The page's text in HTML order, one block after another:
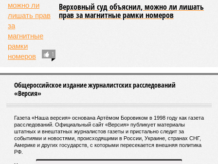
1
Верховный суд объяснил, можно ли лишать
прав за магнитные рамки номеров
Общероссийское издание журналистских расследований
«Версия»
Газета «Наша версия» основана Артёмом Боровиком в 1998 году как газета
расследований. Официальный сайт «Версия» публикует материалы
штатных и внештатных журналистов газеты и пристально следит за
событиями и новостями, происходящими в России, Украине, странах СНГ,
Америке и других государств, с которыми пересекается внешняя политика
РФ.